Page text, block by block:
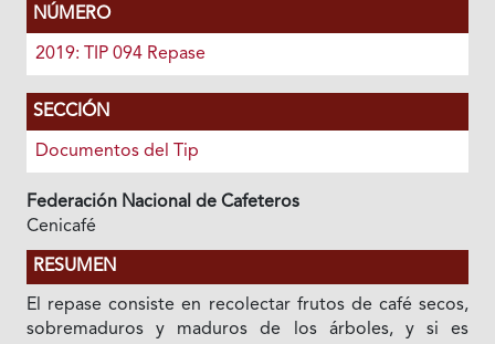
NÚMERO
2019: TIP 094 Repase
SECCIÓN
Documentos del Tip
Federación Nacional de Cafeteros
Cenicafé
RESUMEN
El repase consiste en recolectar frutos de café secos,
sobremaduros y maduros de los árboles, y si es